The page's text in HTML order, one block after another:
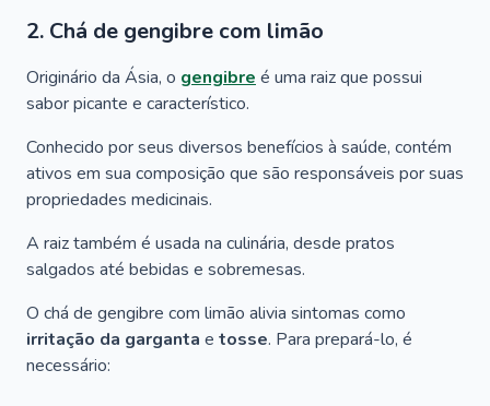
2. Chá de gengibre com limão
Originário da Ásia, o gengibreé uma raiz que possui
sabor picante e característico.
Conhecido por seus diversos benefícios à saúde, contém
ativos em sua composição que são responsáveis por suas
propriedades medicinais.
A raiz também é usada na culinária, desde pratos
salgados até bebidas e sobremesas.
O chá de gengibre com limão alivia sintomas como
irritação da garganta e tosse. Para prepará-lo, é
necessário: